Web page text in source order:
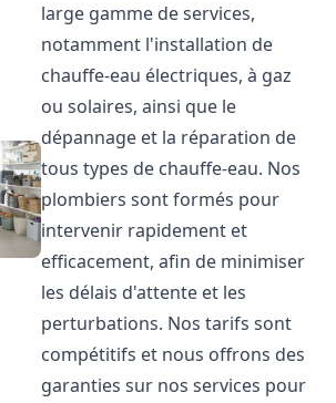
large gamme de services,
notamment l'installation de
chauffe-eau électriques, à gaz
ou solaires, ainsi que le
dépannage et la réparation de
tous types de chauffe-eau. Nos
plombiers sont formés pour
intervenir rapidement et
efficacement, afin de minimiser
les délais d'attente et les
perturbations. Nos tarifs sont
compétitifs et nous offrons des
garanties sur nos services pour